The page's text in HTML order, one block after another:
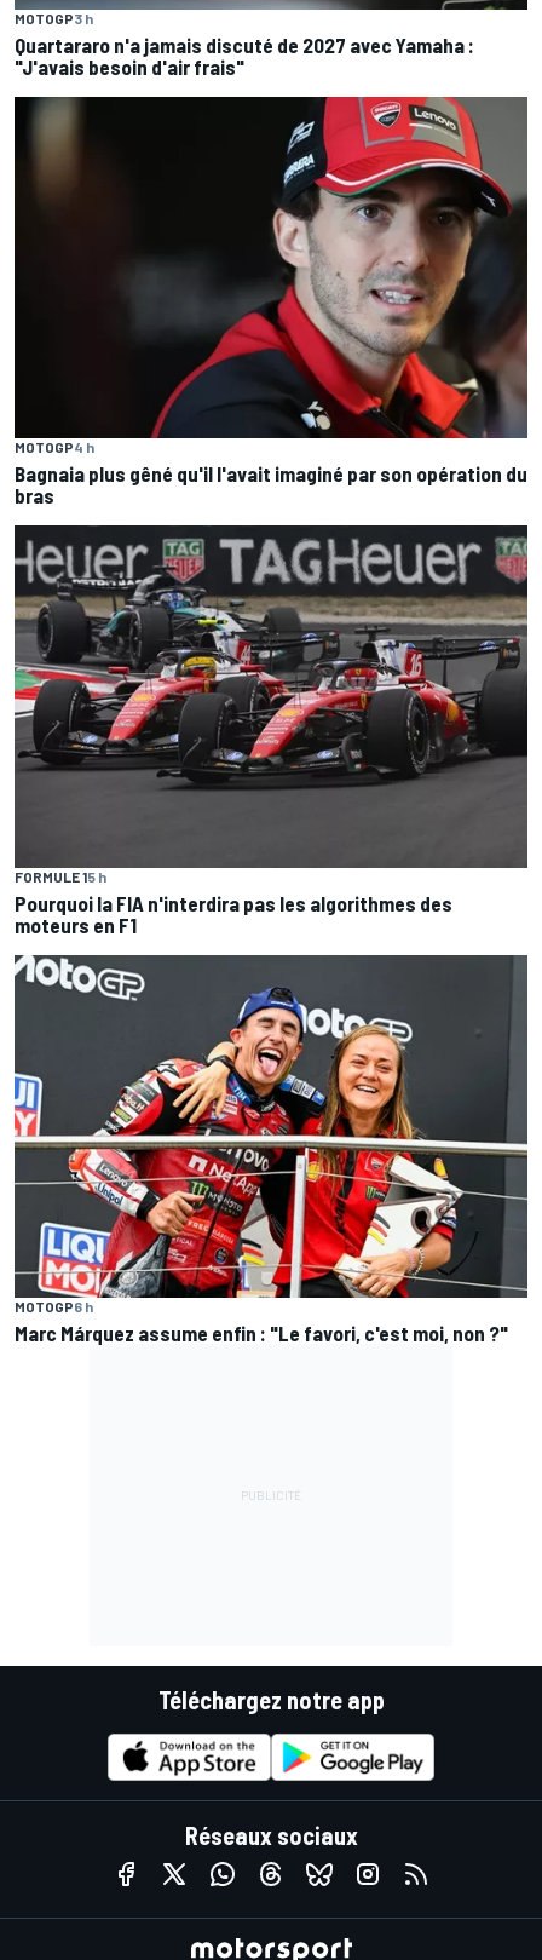
MOTOGP3 h
Quartararo n'a jamais discuté de 2027 avec Yamaha :
"J'avais besoin d'air frais"
MOTOGP4 h
Bagnaia plus gêné qu'il l'avait imaginé par son opération du
bras
FORMULE 15 h
Pourquoi la FIA n'interdira pas les algorithmes des
moteurs en F1
MOTOGP6 h
Marc Márquez assume enfin : "Le favori, c'est moi, non ?"
Téléchargez notre app
Réseaux sociaux